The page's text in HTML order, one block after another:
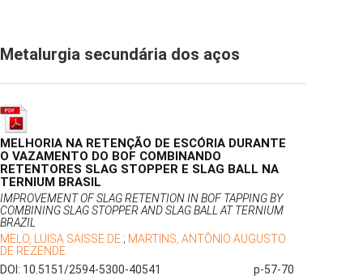
Metalurgia secundária dos aços
MELHORIA NA RETENÇÃO DE ESCÓRIA DURANTE
O VAZAMENTO DO BOF COMBINANDO
RETENTORES SLAG STOPPER E SLAG BALL NA
TERNIUM BRASIL
IMPROVEMENT OF SLAG RETENTION IN BOF TAPPING BY
COMBINING SLAG STOPPER AND SLAG BALL AT TERNIUM
BRAZIL
MELO, LUISA SAISSE DE ; MARTINS, ANTÔNIO AUGUSTO
DE REZENDE
DOI: 10.5151/2594-5300-40541
p-57-70